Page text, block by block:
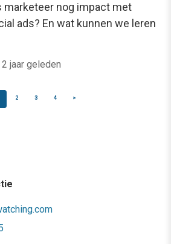
marketeer nog impact met
ads? En wat kunnen we leren
2 jaar geleden
2 3 4 >